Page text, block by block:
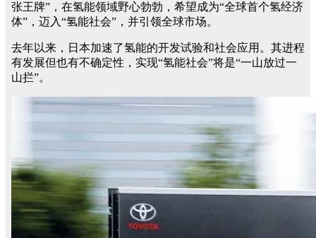
张王牌”，在氢能领域野心勃勃，希望成为“全球首个氢经济
体”，迈入“氢能社会”，并引领全球市场。
去年以来，日本加速了氢能的开发试验和社会应用。其进程
有发展但也有不确定性，实现“氢能社会”将是“一山放过一
山拦”。